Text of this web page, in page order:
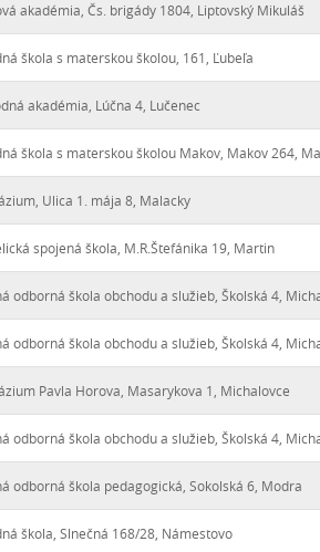
akadémia, Čs. brigády 1804, Liptovský Mikuláš
škola s materskou školou, 161, Ľubeľa
akadémia, Lúčna 4, Lučenec
škola s materskou školou Makov, Makov 264,
Ulica 1. mája 8, Malacky
spojená škola, M.R.Štefánika 19, Martin
odborná škola obchodu a služieb, Školská 4,
odborná škola obchodu a služieb, Školská 4,
Pavla Horova, Masarykova 1, Michalovce
odborná škola obchodu a služieb, Školská 4,
odborná škola pedagogická, Sokolská 6, Modra
škola, Slnečná 168/28, Námestovo